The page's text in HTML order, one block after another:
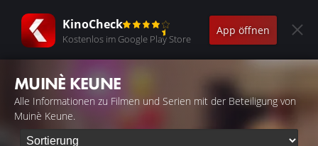
KinoCheck
Kostenlos im Google Play Store
App öffnen
MUINÈ KEUNE
Alle Informationen zu Filmen und Serien mit der Beteiligung von
Muinè Keune.